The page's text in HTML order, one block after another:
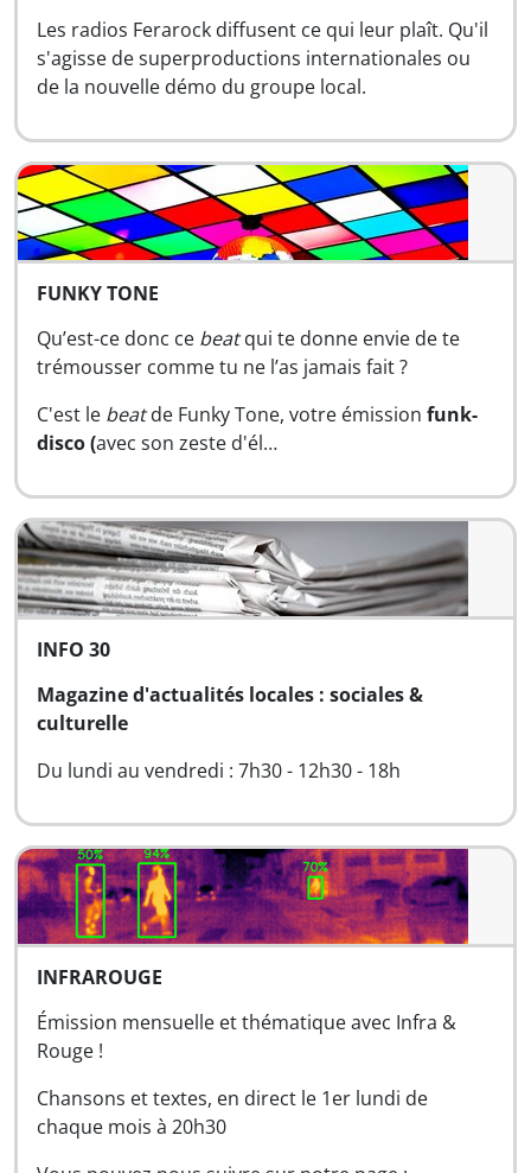
Les radios Ferarock diffusent ce qui leur plaît. Qu'il
s'agisse de superproductions internationales ou
de la nouvelle démo du groupe local.
FUNKY TONE
Qu’est-ce donc ce beatqui te donne envie de te
trémousser comme tu ne l’as jamais fait ?
C'est le beatde Funky Tone, votre émission funk-
disco (avec son zeste d'él…
INFO 30
Magazine d'actualités locales : sociales &
culturelle
Du lundi au vendredi : 7h30 - 12h30 - 18h
INFRAROUGE
Émission mensuelle et thématique avec Infra &
Rouge !
Chansons et textes, en direct le 1er lundi de
chaque mois à 20h30